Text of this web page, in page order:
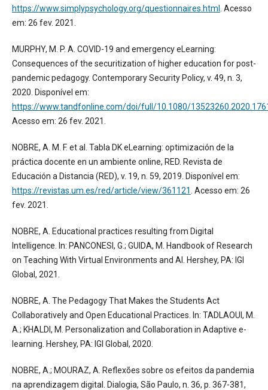
https://www.simplypsychology.org/questionnaires.html . Acesso
em: 26 fev. 2021.
MURPHY, M. P. A. COVID-19 and emergency eLearning:
Consequences of the securitization of higher education for post-
pandemic pedagogy. Contemporary Security Policy, v. 49, n. 3,
2020. Disponível em:
https://www.tandfonline.com/doi/full/10.1080/
Acesso em: 26 fev. 2021.
NOBRE, A. M. F. et al. Tabla DK eLearning: optimización de la
práctica docente en un ambiente online, RED. Revista de
Educación a Distancia (RED), v. 19, n. 59, 2019. Disponível em:
https://revistas.um.es/red/article/view/361121 . Acesso em: 26
fev. 2021.
NOBRE, A. Educational practices resulting from Digital
Intelligence. In: PANCONESI, G.; GUIDA, M. Handbook of Research
on Teaching With Virtual Environments and AI. Hershey, PA: IGI
Global, 2021.
NOBRE, A. The Pedagogy That Makes the Students Act
Collaboratively and Open Educational Practices. In: TADLAOUI, M.
A.; KHALDI, M. Personalization and Collaboration in Adaptive e-
learning. Hershey, PA: IGI Global, 2020.
NOBRE, A.; MOURAZ, A. Reflexões sobre os efeitos da pandemia
na aprendizagem digital. Dialogia, São Paulo, n. 36, p. 367-381,